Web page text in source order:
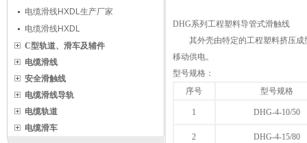
电缆滑线HXDL生产厂家
电缆滑线HXDL
C型轨道、滑车及辅件
电缆滑线
安全滑触线
电缆滑线导轨
电缆轨道
电缆滑车
DHG系列工程塑料导管式滑触线
其外壳由特定的工程塑料挤压
移动供电。
型号规格：
序号
型号规格
1 DHG-4-10/50
2 DHG-4-15/80